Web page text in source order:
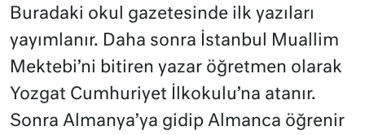
Buradaki okul gazetesinde ilk yazıları
yayımlanır. Daha sonra İstanbul Muallim
Mektebi’ni bitiren yazar öğretmen olarak
Yozgat Cumhuriyet İlkokulu’na atanır.
Sonra Almanya’ya gidip Almanca öğrenir